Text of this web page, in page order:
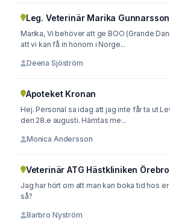
Leg. Veterinär Marika Gunnarsson
Marika, Vi behöver att ge BOO (Grande Danois) sin avmaskning så
att vi kan få in honom i Norge...
Deena Sjöström
Apoteket Kronan
Hej. Personal sa idag att jag inte får ta ut Levomepromazine förrän
den 28.e augusti. Hämtas me...
Monica Andersson
Veterinär ATG Hästkliniken Örebro
Jag har hört om att man kan boka tid hos er någon dag/vecka. Är det
så?
Barbro Nyström